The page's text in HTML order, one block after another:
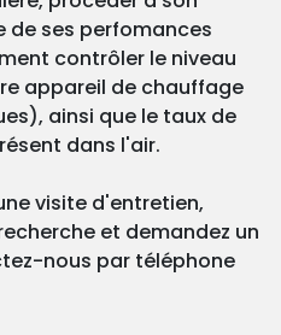
ses perfomances
contrôler le niveau
appareil de chauffage
ainsi que le taux de
dans l'air.
visite d'entretien,
et demandez un
nous par téléphone